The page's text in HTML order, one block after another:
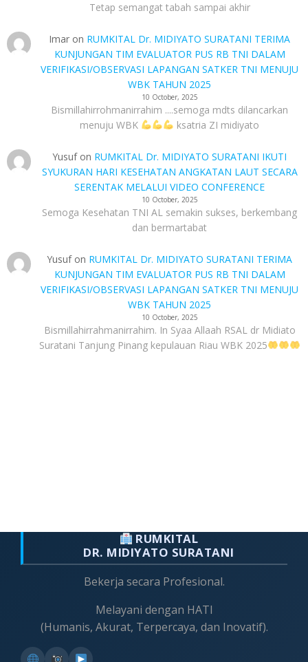
Tetap semangat tabah sampai akhir
Imar on RUMKITAL Dr. MIDIYATO SURATANI TERIMA
KUNJUNGAN TIM EVALUATOR PUS RB TNI DALAM
VERIFIKASI/OBSERVASI LAPANGAN SATKER TNI MENUJU
WBK TAHUN 2025
10 October, 2025
Bismillahirrohmanirrahim ....semoga mdts dilancarkan
menuju WBK
ksatria ZI midiyato
Yusufon RUMKITAL Dr. MIDIYATO SURATANI IKUTI
SYUKURAN HARI KESEHATAN ANGKATAN LAUT SECARA
SERENTAK MELALUI VIDEO CONFERENCE
10 October, 2025
Semoga Kesehatan TNI AL semakin sukses, berkembang
dan bermartabat
Yusufon RUMKITAL Dr. MIDIYATO SURATANI TERIMA
KUNJUNGAN TIM EVALUATOR PUS RB TNI DALAM
VERIFIKASI/OBSERVASI LAPANGAN SATKER TNI MENUJU
WBK TAHUN 2025
10 October, 2025
Bismillahirrahmanirrahim. In Syaa Allaah RSAL dr Midiato
Suratani Tanjung Pinang kepulauan Riau WBK 2025
RUMKITAL
DR. MIDIYATO SURATANI
Bekerja secara Profesional.
Melayani dengan HATI
(Humanis, Akurat, Terpercaya, dan Inovatif).